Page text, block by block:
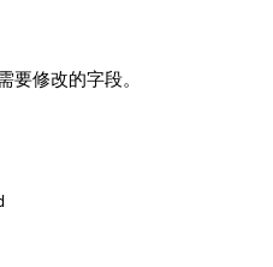
要修改的字段。